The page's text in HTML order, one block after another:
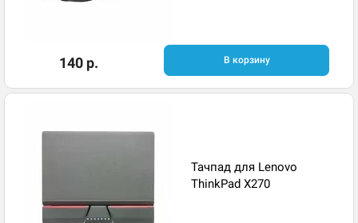
140 р. В корзину
Тачпад для Lenovo
ThinkPad X270